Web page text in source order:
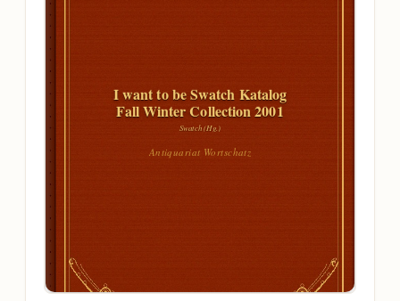
I want to be Swatch Katalog
Fall Winter Collection 2001
Swatch (Hg.)
Antiquariat Wortschatz